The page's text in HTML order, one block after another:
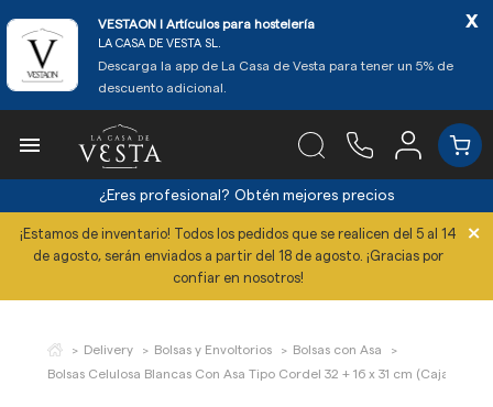
VESTAON l Artículos para hostelería
LA CASA DE VESTA SL.
Descarga la app de La Casa de Vesta para tener un 5% de
descuento adicional.
x

¿Eres profesional? Obtén mejores precios
¡Estamos de inventario! Todos los pedidos que se realicen del 5 al 14
de agosto, serán enviados a partir del 18 de agosto. ¡Gracias por
confiar en nosotros!
×
Delivery Bolsas y Envoltorios
Bolsas con Asa
Bolsas Celulosa Blancas Con Asa Tipo Cordel 32 + 16 x 31 cm (Caja 250